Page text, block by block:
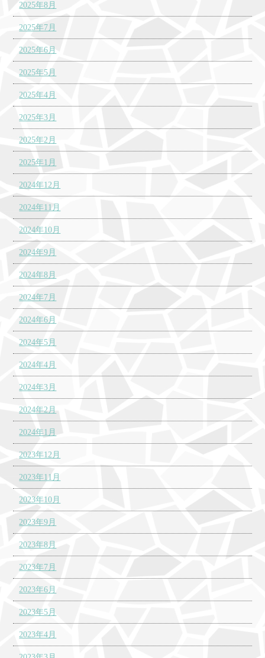
2025年8月
2025年7月
2025年6月
2025年5月
2025年4月
2025年3月
2025年2月
2025年1月
2024年12月
2024年11月
2024年10月
2024年9月
2024年8月
2024年7月
2024年6月
2024年5月
2024年4月
2024年3月
2024年2月
2024年1月
2023年12月
2023年11月
2023年10月
2023年9月
2023年8月
2023年7月
2023年6月
2023年5月
2023年4月